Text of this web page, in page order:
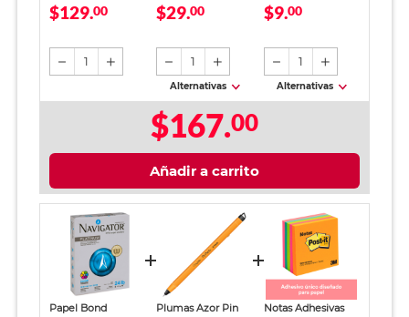
Navigator
$129.00
1
SkyBook Go Plus
$29.00
1
Alternativas
$9.00
1
Alternativas
$167.00
Añadir a carrito
Papel Bond
Plumas Azor Pin
Notas Adhesivas